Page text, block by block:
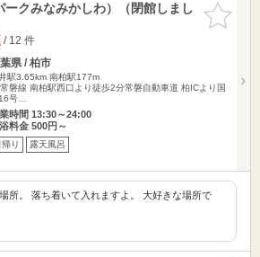
お気に入
りに追加
ークみなみかしわ）（閉館しまし
/ 12 件
県 / 柏市
駅3.65km 南柏駅177m
磐線 南柏駅西口より徒歩2分常磐自動車道 柏ICより国
号…
時間 13:30～24:00
料金 500円～
帰り 露天風呂
所。 落ち着いて入れますよ。 大好きな場所で